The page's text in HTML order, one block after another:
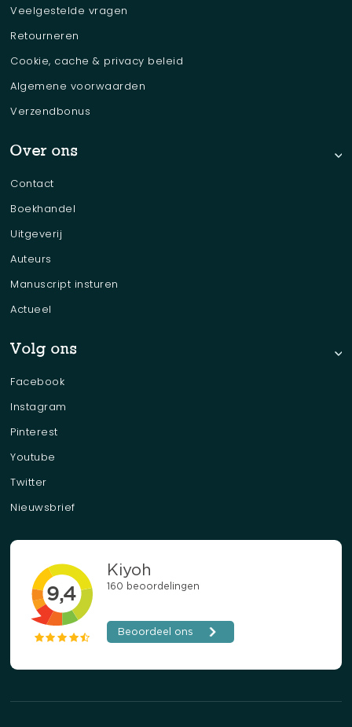
Veelgestelde vragen
Retourneren
Cookie, cache & privacy beleid
Algemene voorwaarden
Verzendbonus
Over ons
Contact
Boekhandel
Uitgeverij
Auteurs
Manuscript insturen
Actueel
Volg ons
Facebook
Instagram
Pinterest
Youtube
Twitter
Nieuwsbrief